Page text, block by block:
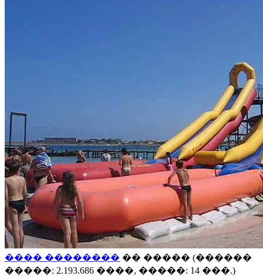
���� �������� �� ����� (������
�����: 2.193.686 ����, �����: 14 ���.)